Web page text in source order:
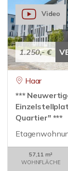
1.250,- €
Video
Haar
***
Quartier" ***
57,11 m²
WOHNFLÄCHE